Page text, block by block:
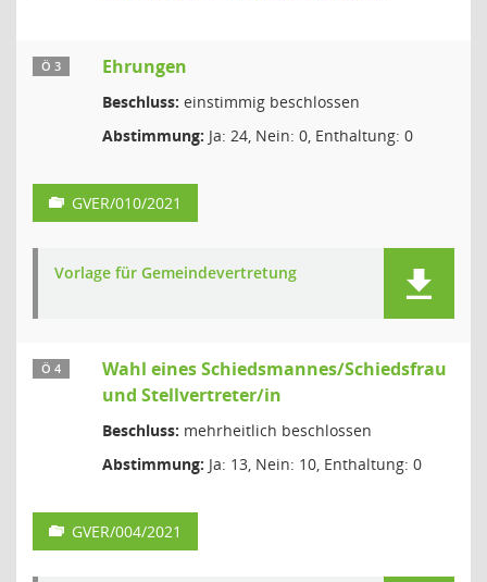
Ö 3 Ehrungen
Beschluss: einstimmig beschlossen
Abstimmung: Ja: 24, Nein: 0, Enthaltung: 0
GVER/010/2021
Vorlage für Gemeindevertretung
Ö 4
Wahl eines Schiedsmannes/Schiedsfrau
und Stellvertreter/in
Beschluss: mehrheitlich beschlossen
Abstimmung: Ja: 13, Nein: 10, Enthaltung: 0
GVER/004/2021